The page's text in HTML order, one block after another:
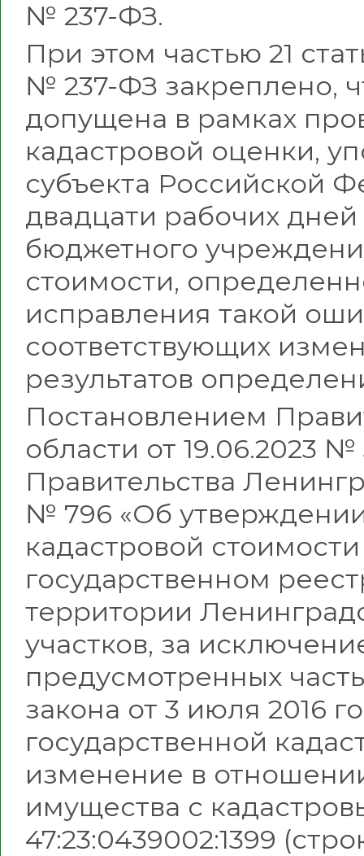
№ 237-ФЗ.
При этом частью 21
№ 237-ФЗ закреплено,
допущена в рамках
кадастровой оценки,
субъекта Российской
двадцати рабочих
бюджетного
стоимости,
исправления такой
соответствующих
результатов
Постановлением
области от 19.06.2023
Правительства
№ 796 «Об
кадастровой
государственном
территории
участков, за
предусмотренных
закона от 3 июля 2016
государственной
изменение в
имущества с
47:23:0439002:1399